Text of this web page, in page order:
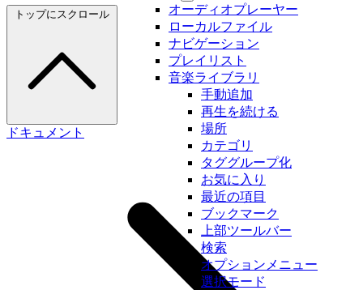
オーディオプレーヤー
ローカルファイル
ナビゲーション
プレイリスト
音楽ライブラリ
手動追加
再生を続ける
場所
カテゴリ
タググループ化
お気に入り
最近の項目
ブックマーク
上部ツールバー
検索
オプションメニュー
選択モード
トップにスクロール
ドキュメント